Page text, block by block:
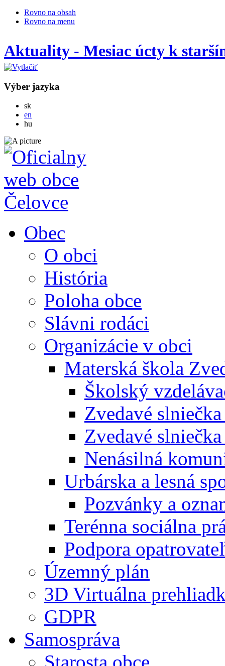
Rovno na obsah
Rovno na menu
Aktuality - Mesiac úcty k
Výber jazyka
skSlovensky
en
hu
Obec
O obci
História
Poloha obce
Slávni rodáci
Organizácie v obci
Materská škola
Školský
Zvedavé
Zvedavé
Nenásilná
Urbárska a lesná
Pozvánky a
Terénna sociálna
Podpora
Územný plán
3D Virtuálna
GDPR
Samospráva